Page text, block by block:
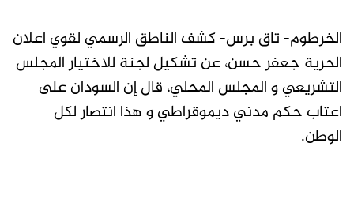
الخرطوم- تاق برس- كشف الناطق الرسمي لقوي اعلان
الحرية جعفر حسن، عن تشكيل لجنة للاختيار المجلس
التشريعي و المجلس المحلي، قال إن السودان على
اعتاب حكم مدني ديموقراطي و هذا انتصار لكل
الوطن.